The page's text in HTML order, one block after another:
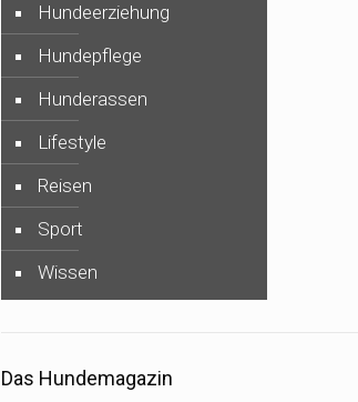
Hundeerziehung
Hundepflege
Hunderassen
Lifestyle
Reisen
Sport
Wissen
Das Hundemagazin